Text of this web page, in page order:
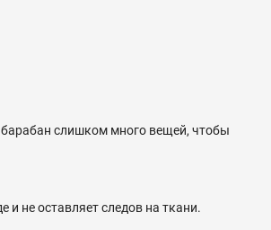
барабан слишком много вещей, чтобы
не оставляет следов на ткани.